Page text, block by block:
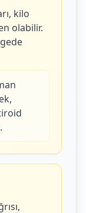
kilo
olabilir.